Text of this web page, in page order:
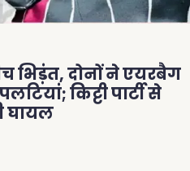
भिड़ंत, दोनों ने एयरबैग
किट्टी पार्टी से
घायल